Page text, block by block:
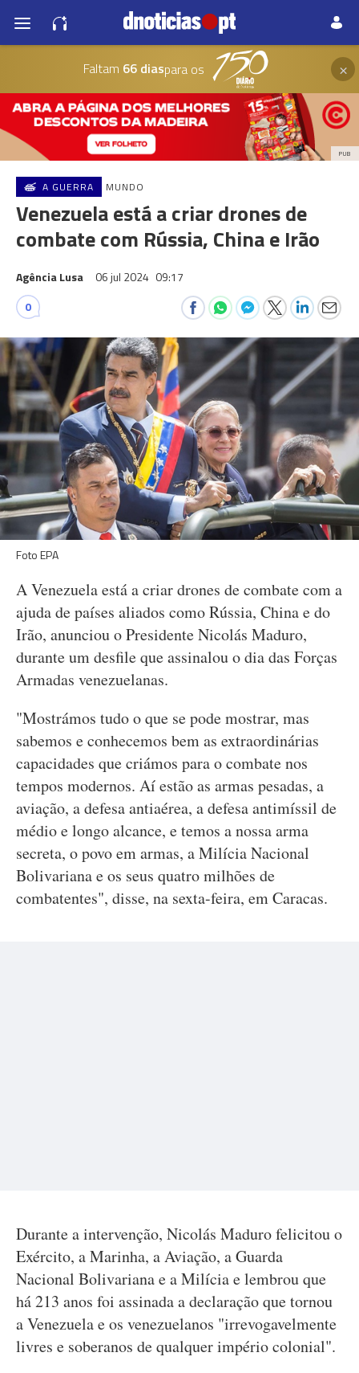
Faltam 66 diaspara os ×
PUB
A GUERRA MUNDO
Venezuela está a criar drones de
combate com Rússia, China e Irão
Agência Lusa 06 jul 2024 09:17
0
Foto EPA
A Venezuela está a criar drones de combate com a
ajuda de países aliados como Rússia, China e do
Irão, anunciou o Presidente Nicolás Maduro,
durante um desfile que assinalou o dia das Forças
Armadas venezuelanas.
"Mostrámos tudo o que se pode mostrar, mas
sabemos e conhecemos bem as extraordinárias
capacidades que criámos para o combate nos
tempos modernos. Aí estão as armas pesadas, a
aviação, a defesa antiaérea, a defesa antimíssil de
médio e longo alcance, e temos a nossa arma
secreta, o povo em armas, a Milícia Nacional
Bolivariana e os seus quatro milhões de
combatentes", disse, na sexta-feira, em Caracas.
Durante a intervenção, Nicolás Maduro felicitou o
Exército, a Marinha, a Aviação, a Guarda
Nacional Bolivariana e a Milícia e lembrou que
há 213 anos foi assinada a declaração que tornou
a Venezuela e os venezuelanos "irrevogavelmente
livres e soberanos de qualquer império colonial".